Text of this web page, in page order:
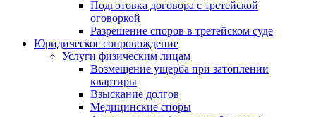
Подготовка договора с третейской
оговоркой
Разрешение споров в третейском суде
Юридическое сопровождение
Услуги физическим лицам
Возмещение ущерба при затоплении
квартиры
Взыскание долгов
Медицинские споры